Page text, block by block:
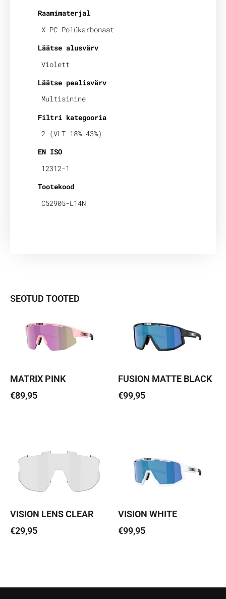
Raamimaterjal
X-PC Polükarbonaat
Läätse alusvärv
Violett
Läätse pealisvärv
Multisinine
Filtri kategooria
2 (VLT 18%-43%)
EN ISO
12312-1
Tootekood
C52905-L14N
SEOTUD TOOTED
MATRIX PINK
€89,95
FUSION MATTE BLACK
€99,95
VISION LENS CLEAR
€29,95
VISION WHITE
€99,95